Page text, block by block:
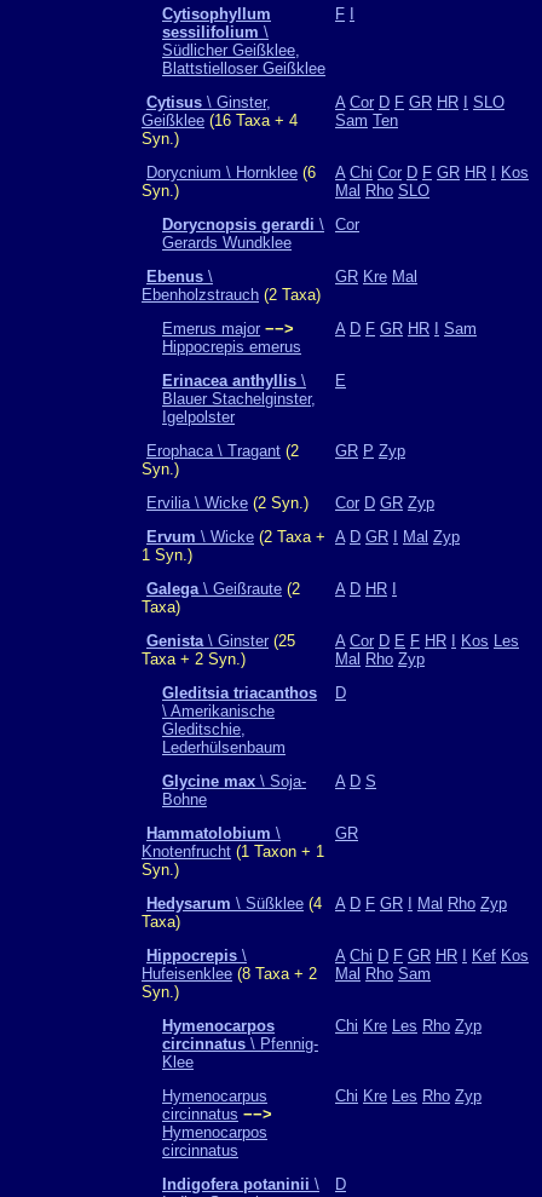
Cytisophyllum
sessilifolium \
Südlicher Geißklee,
Blattstielloser Geißklee
F
Cytisus \ Ginster,
Geißklee (16 Taxa + 4
Syn.)
A Cor D F GR HR
SLO
Sam Ten
Dorycnium \ Hornklee (6
Syn.)
A Chi Cor D F GR HR
Kos
Mal Rho SLO
Dorycnopsis gerardi \
Gerards Wundklee
Cor
Ebenus \
Ebenholzstrauch (2 Taxa)
GR Kre Mal
Emerus major −−>
Hippocrepis emerus
A D F GR HR Sam
Erinacea anthyllis \
Blauer Stachelginster,
Igelpolster
E
Erophaca \ Tragant (2
Syn.)
GR P Zyp
Ervilia \ Wicke (2 Syn.) Cor D GR Zyp
Ervum \ Wicke (2 Taxa +
1 Syn.)
A D GR Mal Zyp
Galega\ Geißraute (2
Taxa)
A D HR
Genista\ Ginster (25
Taxa + 2 Syn.)
A Cor D E F HR Kos Les
Mal Rho Zyp
Gleditsia triacanthos
\ Amerikanische
Gleditschie,
Lederhülsenbaum
D
Glycine max \ Soja-
Bohne
A D S
Hammatolobium \
Knotenfrucht (1 Taxon + 1
Syn.)
GR
Hedysarum \ Süßklee (4
Taxa)
A D F GR Mal Rho Zyp
Hippocrepis \
Hufeisenklee (8 Taxa + 2
Syn.)
A Chi D F GR HR Kef Kos
Mal Rho Sam
Hymenocarpos
circinnatus \ Pfennig-
Klee
Chi Kre Les Rho Zyp
Hymenocarpus
circinnatus −−>
Hymenocarpos
circinnatus
Chi Kre Les Rho Zyp
Indigofera potaninii \
D